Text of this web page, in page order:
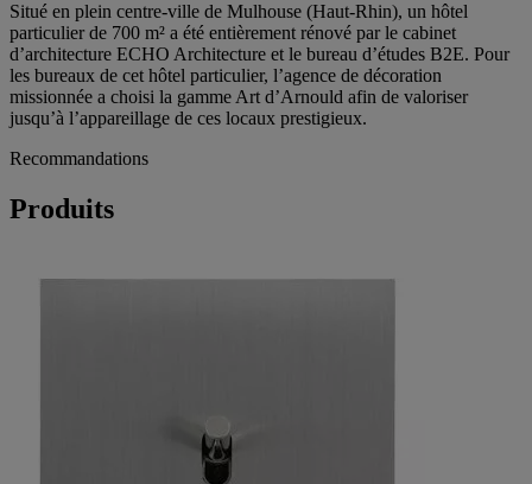
Situé en plein centre-ville de Mulhouse (Haut-Rhin), un hôtel
particulier de 700 m² a été entièrement rénové par le cabinet
d’architecture ECHO Architecture et le bureau d’études B2E. Pour
les bureaux de cet hôtel particulier, l’agence de décoration
missionnée a choisi la gamme Art d’Arnould afin de valoriser
jusqu’à l’appareillage de ces locaux prestigieux.
Recommandations
Produits